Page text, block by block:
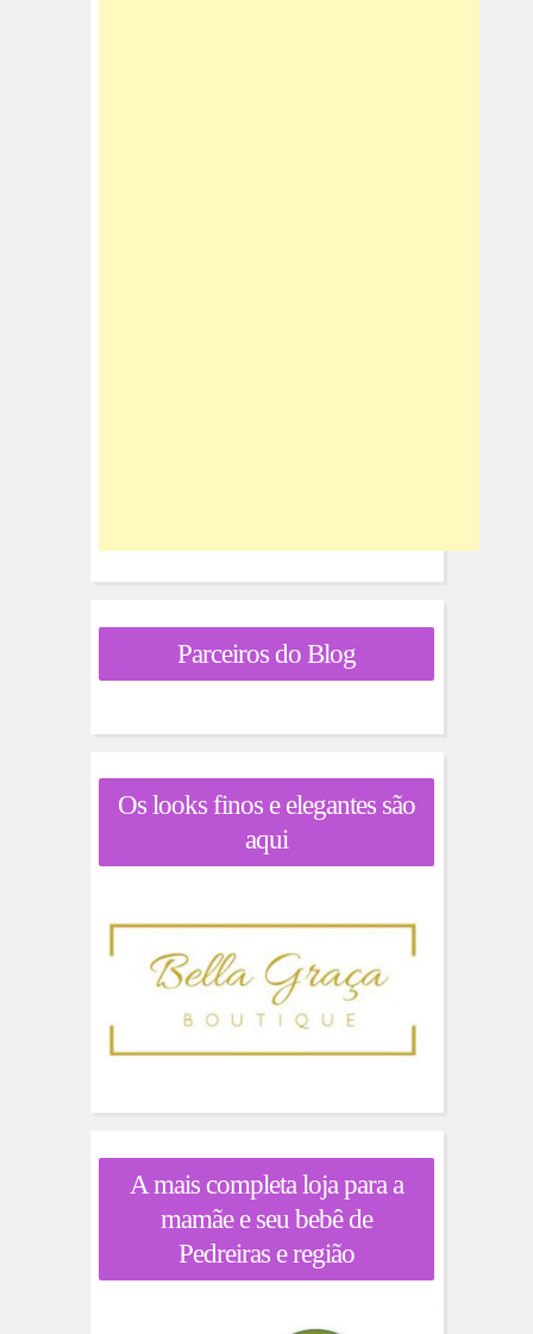
Parceiros do Blog
Os looks finos e elegantes são
aqui
A mais completa loja para a
mamãe e seu bebê de
Pedreiras e região